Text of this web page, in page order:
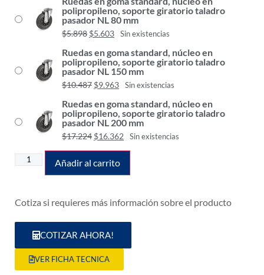
polipropileno, soporte giratorio taladro
pasador NL 80 mm
$5.898 $5.603 Sin existencias
Ruedas en goma standard, núcleo en
polipropileno, soporte giratorio taladro
pasador NL 150 mm
$10.487 $9.963 Sin existencias
Ruedas en goma standard, núcleo en
polipropileno, soporte giratorio taladro
pasador NL 200 mm
$17.224 $16.362 Sin existencias
Añadir al carrito
Cotiza si requieres más información sobre el producto
COTIZAR AHORA!
VER FICHA TECNICA